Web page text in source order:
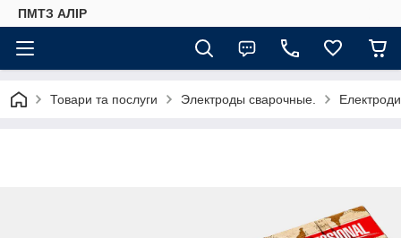
ПМТЗ АЛІР
Товари та послуги Электроды сварочные.